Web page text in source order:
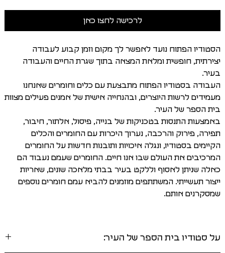
לרכישה לחצו כאן
הסטודיו הפתוח נועד לאפשר לך מקום וזמן קבוע לעבודה
יצירתית, חופשית ומלאת המצאה בתוך שגרת החיים והעבודה
בעיר.
העבודה בסטודיו הפתוח מתבצעת עם כלים וחומרים שאנחנו
מעמידים לרשות היוצרים, ובהנחייה אישית של אמנים פעילים מצוות
בית הספר של העיר.
באמצעות התנסות בטכניקות של בנייה, פיסול, אלתור, חיבור,
תפירה, פירוק והרכבה, נערוך היכרות עם החומרים והכלים
הקיימים בסטודיו, ונגלה איכויות ותובנות חדשות על החומרים
המרכיבים את העולם שבו אנו חיים. החומרים שעמם נעבוד הם
כאלה שניתן לאסוף וללקט בעיר בבתי מלאכה שונים, שאריות
ייצור תעשייתי. המשתתפים מוזמנים להביא עמם חומרים נוספים
שמסקרנים אותם.
על סטודיו בית הספר של העיר: